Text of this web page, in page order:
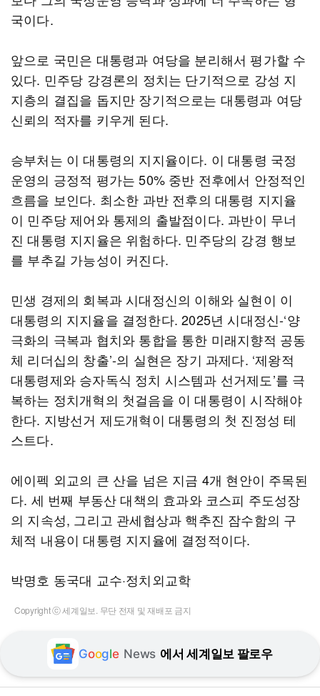
국이다.
앞으로 국민은 대통령과 여당을 분리해서 평가할 수
있다. 민주당 강경론의 정치는 단기적으로 강성 지
지층의 결집을 돕지만 장기적으로는 대통령과 여당
신뢰의 적자를 키우게 된다.
승부처는 이 대통령의 지지율이다. 이 대통령 국정
운영의 긍정적 평가는 50% 중반 전후에서 안정적인
흐름을 보인다. 최소한 과반 전후의 대통령 지지율
이 민주당 제어와 통제의 출발점이다. 과반이 무너
진 대통령 지지율은 위험하다. 민주당의 강경 행보
를 부추길 가능성이 커진다.
민생 경제의 회복과 시대정신의 이해와 실현이 이
대통령의 지지율을 결정한다. 2025년 시대정신-‘양
극화의 극복과 협치와 통합을 통한 미래지향적 공동
체 리더십의 창출’-의 실현은 장기 과제다. ‘제왕적
대통령제와 승자독식 정치 시스템과 선거제도’를 극
복하는 정치개혁의 첫걸음을 이 대통령이 시작해야
한다. 지방선거 제도개혁이 대통령의 첫 진정성 테
스트다.
에이펙 외교의 큰 산을 넘은 지금 4개 현안이 주목된
다. 세 번째 부동산 대책의 효과와 코스피 주도성장
의 지속성, 그리고 관세협상과 핵추진 잠수함의 구
체적 내용이 대통령 지지율에 결정적이다.
박명호 동국대 교수·정치외교학
Copyright ⓒ 세계일보. 무단 전재 및 재배포 금지
Google News 에서 세계일보 팔로우